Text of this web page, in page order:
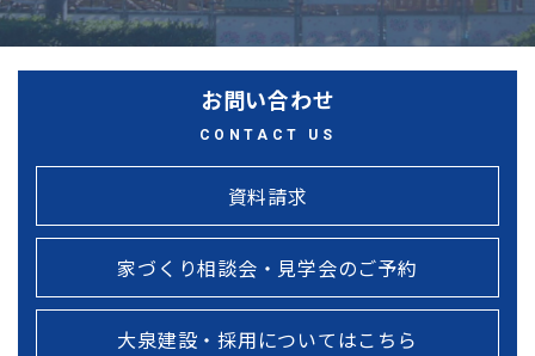
お問い合わせ
CONTACT US
資料請求
家づくり相談会・見学会のご予約
大泉建設・採用についてはこちら